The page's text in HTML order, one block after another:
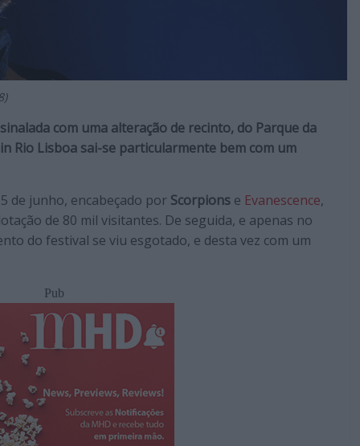
com uma alteração de recinto, do Parque da
Rio Lisboa sai-se particularmente bem com um
de junho, encabeçado por Scorpions e Evanescence,
de 80 mil visitantes. De seguida, e apenas no
do festival se viu esgotado, e desta vez com um
Pub